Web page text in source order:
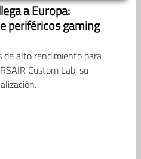
a Europa:
periféricos gaming
de alto rendimiento para
Custom Lab, su